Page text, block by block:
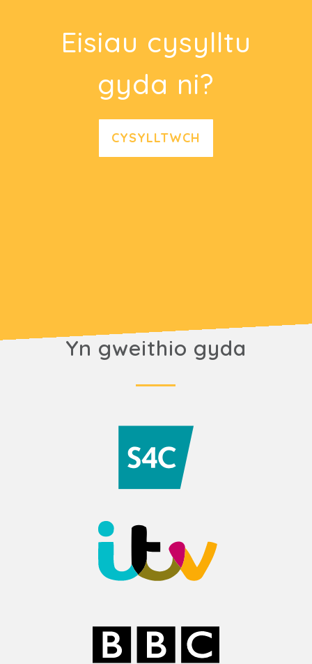
Eisiau cysylltu
gyda ni?
CYSYLLTWCH
Yn gweithio gyda